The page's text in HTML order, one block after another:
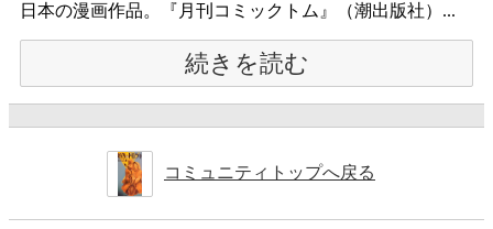
日本の漫画作品。『月刊コミックトム』（潮出版社）...
続きを読む
コミュニティトップへ戻る